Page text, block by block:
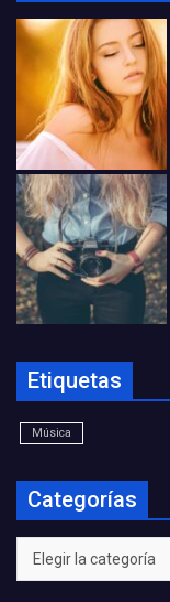
Etiquetas
Música
Categorías
Categorías